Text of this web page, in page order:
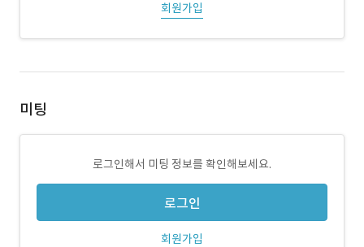
회원가입
미팅
로그인해서 미팅 정보를 확인해보세요.
로그인
회원가입